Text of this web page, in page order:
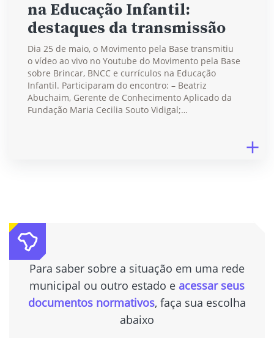
na Educação Infantil:
destaques da transmissão
Dia 25 de maio, o Movimento pela Base transmitiu
o vídeo ao vivo no Youtube do Movimento pela Base
sobre Brincar, BNCC e currículos na Educação
Infantil. Participaram do encontro: – Beatriz
Abuchaim, Gerente de Conhecimento Aplicado da
Fundação Maria Cecilia Souto Vidigal;…
Para saber sobre a situação em uma rede
municipal ou outro estado e acessar seus
documentos normativos, faça sua escolha
abaixo